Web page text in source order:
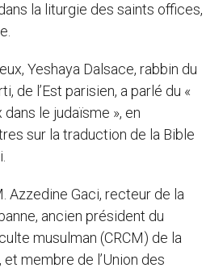
la liturgie des saints offices,
Yeshaya Dalsace, rabbin du
de l’Est parisien, a parlé du «
le judaïsme », en
sur la traduction de la Bible
Azzedine Gaci, recteur de la
ancien président du
musulman (CRCM) de la
membre de l’Union des